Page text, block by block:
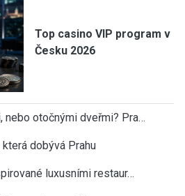
Top casino VIP program v
Česku 2026
nebo otočnými dveřmi? Pra…
dobývá Prahu
luxusními restaur…